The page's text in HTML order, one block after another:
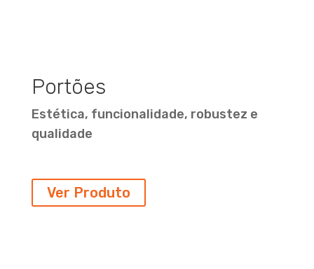
Portões
Estética, funcionalidade, robustez e
qualidade
Ver Produto